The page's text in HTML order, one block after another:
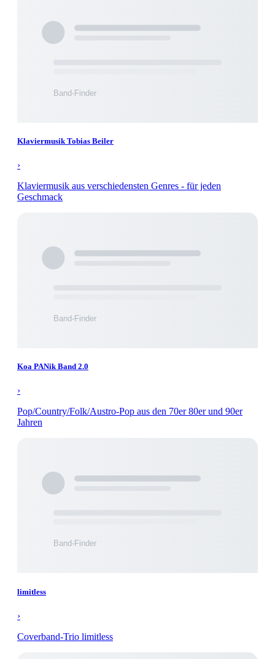
Klaviermusik Tobias Beiler
›
Klaviermusik aus verschiedensten Genres - für jeden
Geschmack
Koa PANik Band 2.0
›
Pop/Country/Folk/Austro-Pop aus den 70er 80er und 90er
Jahren
limitless
›
Coverband-Trio limitless